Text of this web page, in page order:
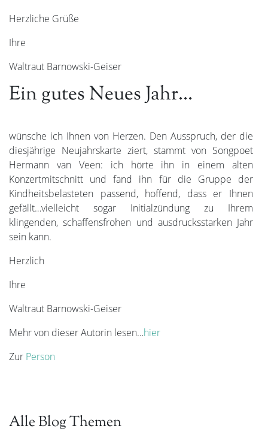
Herzliche Grüße
Ihre
Waltraut Barnowski-Geiser
Ein gutes Neues Jahr…
wünsche ich Ihnen von Herzen. Den Ausspruch, der die
diesjährige Neujahrskarte ziert, stammt von Songpoet
Hermann van Veen: ich hörte ihn in einem alten
Konzertmitschnitt und fand ihn für die Gruppe der
Kindheitsbelasteten passend, hoffend, dass er Ihnen
gefällt…vielleicht sogar Initialzündung zu Ihrem
klingenden, schaffensfrohen und ausdrucksstarken Jahr
sein kann.
Herzlich
Ihre
Waltraut Barnowski-Geiser
Mehr von dieser Autorin lesen…hier
Zur Person
Alle Blog Themen